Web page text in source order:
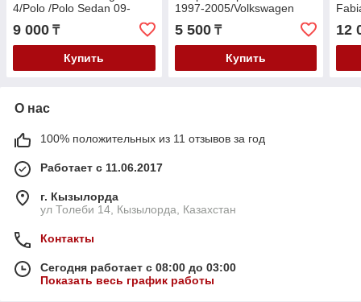
4/Polo /Polo Sedan 09-
/Skoda Octavia 97-/Fabia
/Rapid 11-
9 000 ₸
Купить
1997-2005/Volkswagen
Golf 4/Bora/Polo/Skoda
Octavia A4 1997-/Rapid
2011-
5 500₸
Купить
12
О нас
100% положительных из 11 отзывов за год
Работает с 11.06.2017
г. Кызылорда
ул Толеби 14, Кызылорда, Казахстан
Контакты
Сегодня работает с 08:00 до 03:00
Показать весь график работы